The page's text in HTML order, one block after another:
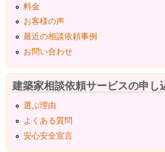
料金
お客様の声
最近の相談依頼事例
お問い合わせ
建築家相談依頼サービスの申し
選ぶ理由
よくある質問
安心安全宣言